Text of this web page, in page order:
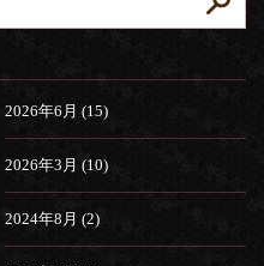
2026年6月 (15)
2026年3月 (10)
2024年8月 (2)